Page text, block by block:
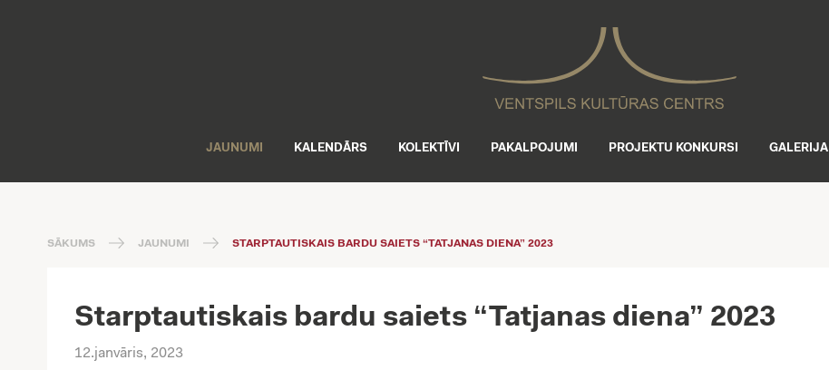
JAUNUMI KALENDĀRS KOLEKTĪVI PAKALPOJUMI PROJEKTU KONKURSI GALERIJA
SĀKUMS JAUNUMI STARPTAUTISKAIS BARDU SAIETS “TATJANAS DIENA” 2023
Starptautiskais bardu saiets “Tatjanas diena” 2023
12.janvāris, 2023